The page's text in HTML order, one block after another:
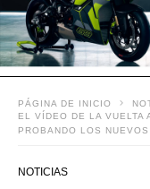
PÁGINA DE INICIO
EL VÍDEO DE LA VUELTA
PROBANDO LOS
NOTICIAS